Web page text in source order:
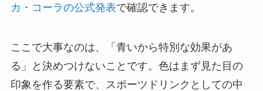
カ・コーラの公式発表で確認できます。
ここで大事なのは、「青いから特別な効果があ
る」と決めつけないことです。色はまず見た目の
印象を作る要素で、スポーツドリンクとしての中